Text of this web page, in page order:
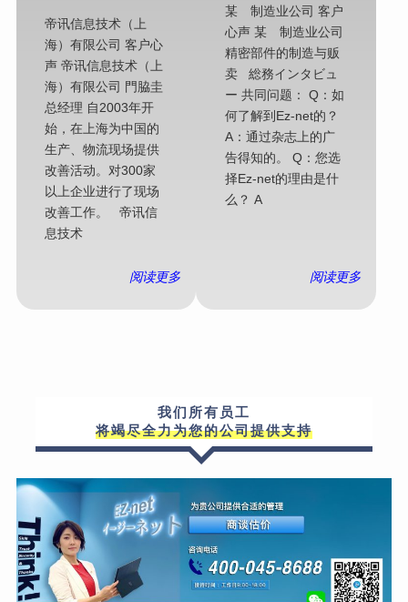
帝讯信息技术（上
海）有限公司 客户心
声 帝讯信息技术（上
海）有限公司 門脇圭
总经理 自2003年开
始，在上海为中国的
生产、物流现场提供
改善活动。对300家
以上企业进行了现场
改善工作。 帝讯信
息技术
阅读更多
某 制造业公司 客户
心声 某 制造业公司
精密部件的制造与贩
卖 総務インタビュ
ー 共同问题： Q：如
何了解到Ez-net的？
A：通过杂志上的广
告得知的。 Q：您选
择Ez-net的理由是什
么？ A
阅读更多
我们所有员工
将竭尽全力为您的公司提供支持